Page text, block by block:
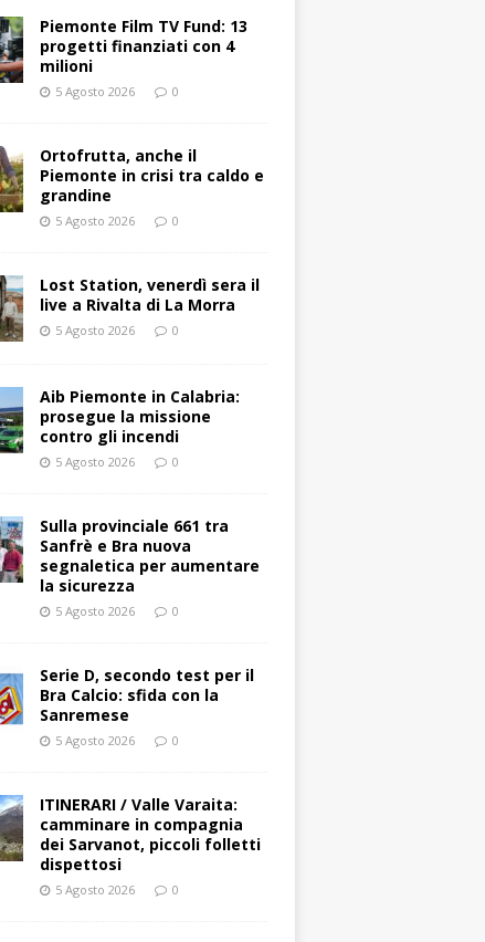
Piemonte Film TV Fund: 13
progetti finanziati con 4
milioni
5 Agosto 2026 0
Ortofrutta, anche il
Piemonte in crisi tra caldo e
grandine
5 Agosto 2026 0
Lost Station, venerdì sera il
live a Rivalta di La Morra
5 Agosto 2026 0
Aib Piemonte in Calabria:
prosegue la missione
contro gli incendi
5 Agosto 2026 0
Sulla provinciale 661 tra
Sanfrè e Bra nuova
segnaletica per aumentare
la sicurezza
5 Agosto 2026 0
Serie D, secondo test per il
Bra Calcio: sfida con la
Sanremese
5 Agosto 2026 0
ITINERARI / Valle Varaita:
camminare in compagnia
dei Sarvanot, piccoli folletti
dispettosi
5 Agosto 2026 0